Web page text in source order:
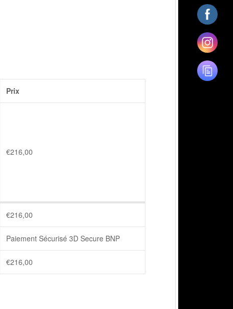
Prix
€216,00
€216,00
Paiement Sécurisé 3D Secure BNP
€216,00